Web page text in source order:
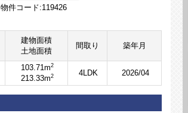
物件コード:119426
建物面積
土地面積
間取り 築年月
103.71m2
213.33m2 4LDK 2026/04